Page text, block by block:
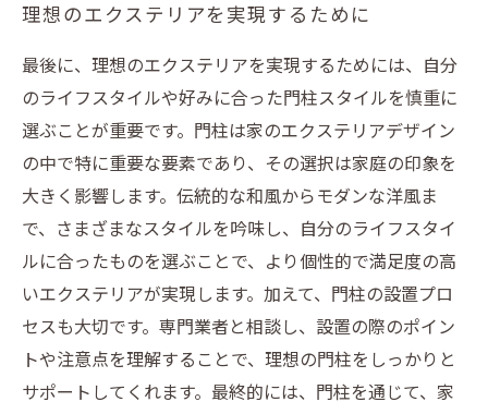
理想のエクステリアを実現するために
最後に、理想のエクステリアを実現するためには、自分
のライフスタイルや好みに合った門柱スタイルを慎重に
選ぶことが重要です。門柱は家のエクステリアデザイン
の中で特に重要な要素であり、その選択は家庭の印象を
大きく影響します。伝統的な和風からモダンな洋風ま
で、さまざまなスタイルを吟味し、自分のライフスタイ
ルに合ったものを選ぶことで、より個性的で満足度の高
いエクステリアが実現します。加えて、門柱の設置プロ
セスも大切です。専門業者と相談し、設置の際のポイン
トや注意点を理解することで、理想の門柱をしっかりと
サポートしてくれます。最終的には、門柱を通じて、家